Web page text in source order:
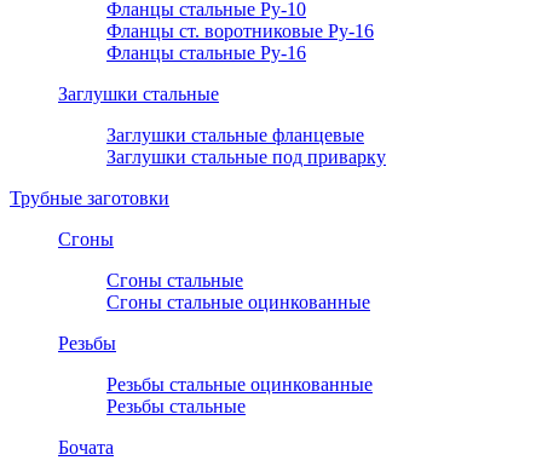
Фланцы стальные Ру-10
Фланцы ст. воротниковые Ру-16
Фланцы стальные Ру-16
Заглушки стальные
Заглушки стальные фланцевые
Заглушки стальные под приварку
Трубные заготовки
Сгоны
Сгоны стальные
Сгоны стальные оцинкованные
Резьбы
Резьбы стальные оцинкованные
Резьбы стальные
Бочата